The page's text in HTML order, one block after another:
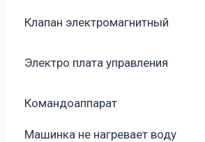
Клапан электромагнитный
Электро плата управления
Командоаппарат
Машинка не нагревает воду